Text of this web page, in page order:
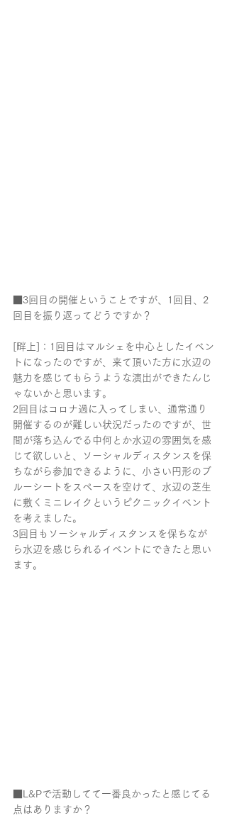
■3回目の開催ということですが、1回目、2
回目を振り返ってどうですか？
[畔上]：1回目はマルシェを中心としたイベン
トになったのですが、来て頂いた方に水辺の
魅力を感じてもらうような演出ができたんじ
ゃないかと思います。
2回目はコロナ過に入ってしまい、通常通り
開催するのが難しい状況だったのですが、世
間が落ち込んでる中何とか水辺の雰囲気を感
じて欲しいと、ソーシャルディスタンスを保
ちながら参加できるように、小さい円形のブ
ルーシートをスペースを空けて、水辺の芝生
に敷くミニレイクというピクニックイベント
を考えました。
3回目もソーシャルディスタンスを保ちなが
ら水辺を感じられるイベントにできたと思い
ます。
■L&Pで活動してて一番良かったと感じてる
点はありますか？